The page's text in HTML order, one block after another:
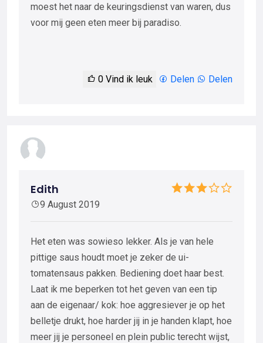
moest het naar de keuringsdienst van waren, dus
voor mij geen eten meer bij paradiso.
0 Vind ik leuk Delen Delen
Edith
9 August 2019
Het eten was sowieso lekker. Als je van hele
pittige saus houdt moet je zeker de ui-
tomatensaus pakken. Bediening doet haar best.
Laat ik me beperken tot het geven van een tip
aan de eigenaar/ kok: hoe aggresiever je op het
belletje drukt, hoe harder jij in je handen klapt, hoe
meer jij je personeel en plein public terecht wijst,